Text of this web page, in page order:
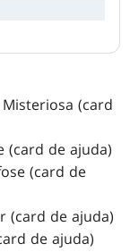
(card
(card de ajuda)
(card de
(card de ajuda)
de ajuda)